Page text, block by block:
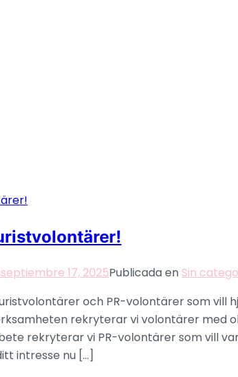
septiembre 17, 2025Publicada en Sin
och PR-volontärer som vill
rekryterar vi volontärer med
rekryterar vi PR-volontärer som vill
intresse nu […]